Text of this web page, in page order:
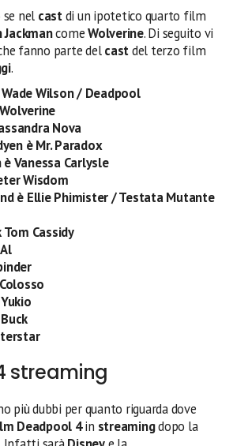
nel castdi un ipotetico quarto film
JackmancomeWolverine. Di seguito vi
fanno parte delcastdel terzo film
.
Wade Wilson / Deadpool
Nova
è Mr. Paradox
Vanessa Carlysle
Wisdom
è Ellie Phimister / Testata Mutante
Tom Cassidy
streaming
più dubbi per quanto riguarda dove
Deadpool 4in streamingdopo la